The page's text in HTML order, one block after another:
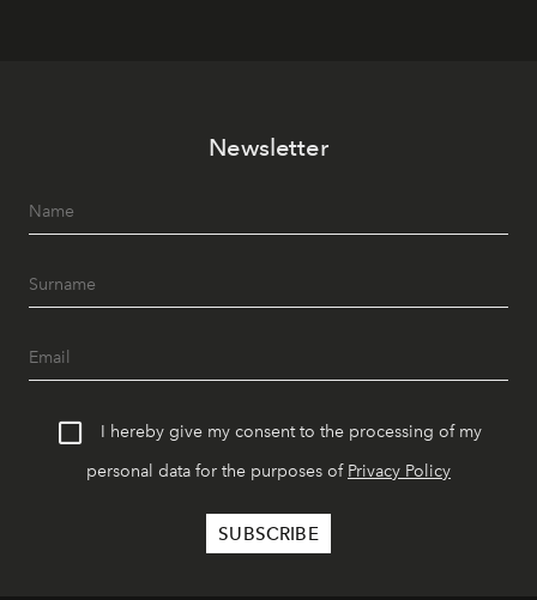
Newsletter
I hereby give my consent to the processing of my
personal data for the purposes of Privacy Policy